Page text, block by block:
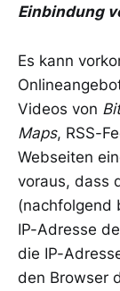
Einbindung
Es kann
Videos von
Maps, RSS-
Webseiten
voraus, dass
(nachfolgend
IP-Adresse
die IP-
den Browser